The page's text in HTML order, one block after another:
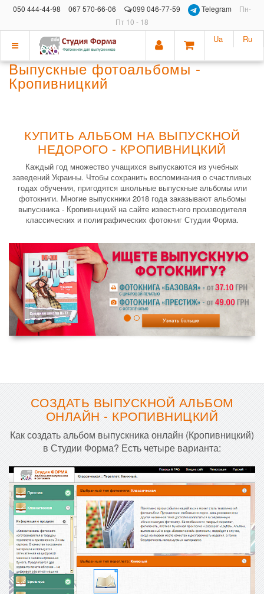
050 444-44-98 067 570-66-06 099 046-77-59 Telegram
Пн-
Пт 10 - 18
Показать
меню
Ua Ru
Выпускные фотоальбомы -
Кропивницкий
КУПИТЬ АЛЬБОМ НА ВЫПУСКНОЙ
НЕДОРОГО - КРОПИВНИЦКИЙ
Каждый год множество учащихся выпускаются из учебных
заведений Украины. Чтобы сохранить воспоминания о счастливых
годах обучения, пригодятся школьные выпускные альбомы или
фотокниги. Многие выпускники 2018 года заказывают альбомы
выпускника - Кропивницкий на сайте известного производителя
классических и полиграфических фотокниг Студии Форма.
СОЗДАТЬ ВЫПУСКНОЙ АЛЬБОМ
ОНЛАЙН - КРОПИВНИЦКИЙ
Как создать альбом выпускника онлайн (Кропивницкий)
в Студии Форма? Есть четыре варианта: